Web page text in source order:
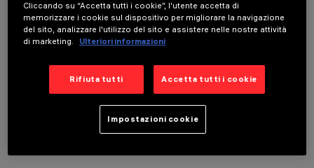
DATI TECNICI
ULTIMO AGGIORNAMENTO: 06/08/2026
Cliccando su “Accetta tutti i cookie”, l'utente accetta di
memorizzare i cookie sul dispositivo per migliorare la navigazione
del sito, analizzare l'utilizzo del sito e assistere nelle nostre attività
di marketing.
Ulteriori informazioni
Rifiuta tutti Accetta tutti i cookie
Impostazioni cookie